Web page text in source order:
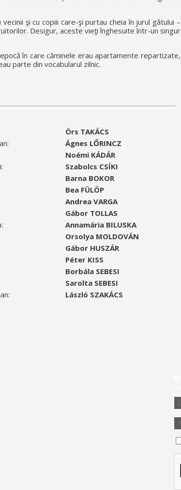
şi cu copiii care-şi purtau cheia în jurul gâtului –
Desigur, aceste vieţi înghesuite într-un singur
în care căminele erau apartamente repartizate,
parte din vocabularul zilnic.
Örs TAKÁCS
Ágnes LŐRINCZ
Noémi KÁDÁR
Szabolcs CSÍKI
Barna BOKOR
Bea FÜLÖP
Andrea VARGA
Gábor TOLLAS
Annamária BILUSKA
Orsolya MOLDOVÁN
Gábor HUSZÁR
Péter KISS
Borbála SEBESI
Sarolta SEBESI
László SZAKÁCS